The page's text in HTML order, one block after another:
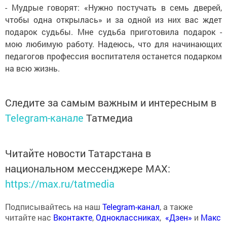
- Мудрые говорят: «Нужно постучать в семь дверей,
чтобы одна открылась» и за одной из них вас ждет
подарок судьбы. Мне судьба приготовила подарок -
мою любимую работу. Надеюсь, что для начинающих
педагогов профессия воспитателя останется подарком
на всю жизнь.
Следите за самым важным и интересным в
Telegram-канале Татмедиа
Читайте новости Татарстана в
национальном мессенджере MАХ:
https://max.ru/tatmedia
Подписывайтесь на наш Telegram-канал, а также
читайте нас Вконтакте,Одноклассниках, «Дзен» и Макс